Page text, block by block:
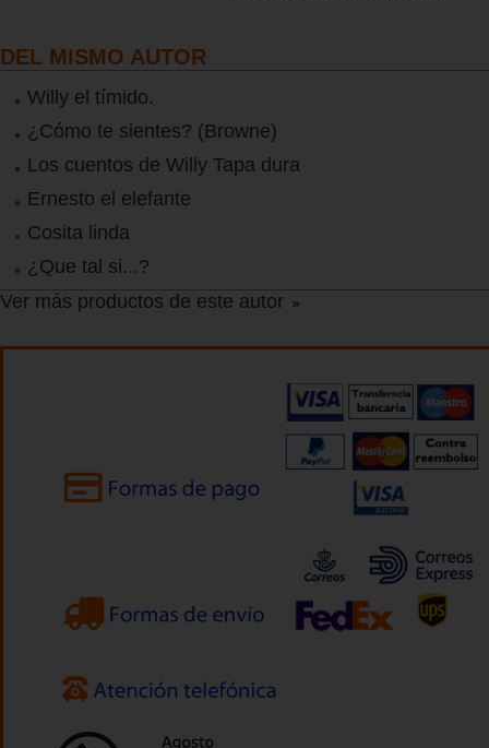
DEL MISMO AUTOR
Willy el tímido.
¿Cómo te sientes? (Browne)
Los cuentos de Willy Tapa dura
Ernesto el elefante
Cosita linda
¿Que tal si...?
Ver más productos de este autor